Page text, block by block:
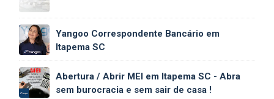
Yangoo Correspondente Bancário em
Itapema SC
Abertura / Abrir MEI em Itapema SC - Abra
sem burocracia e sem sair de casa !